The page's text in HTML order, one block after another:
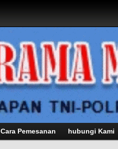
Cara Pemesanan hubungi Kami